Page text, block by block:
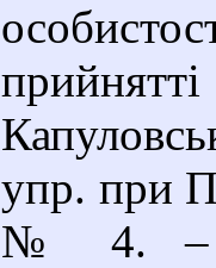
упр. при
№ 4. –